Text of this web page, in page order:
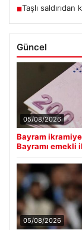
■Taşlı
Güncel
05/08/2026
Bayram
Bayramı emekli
05/08/2026